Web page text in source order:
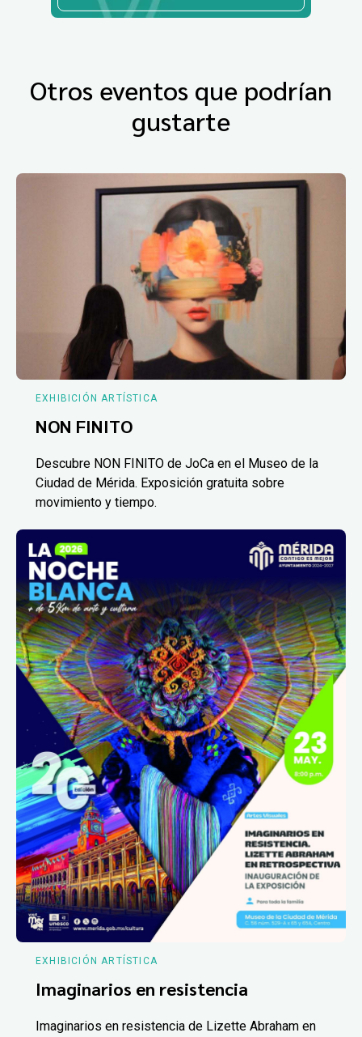
Otros eventos que podrían
gustarte
EXHIBICIÓN ARTÍSTICA
NON FINITO
Descubre NON FINITO de JoCa en el Museo de la
Ciudad de Mérida. Exposición gratuita sobre
movimiento y tiempo.
EXHIBICIÓN ARTÍSTICA
Imaginarios en resistencia
Imaginarios en resistencia de Lizette Abraham en